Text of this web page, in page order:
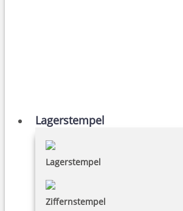
Lagerstempel
Lagerstempel
Ziffernstempel